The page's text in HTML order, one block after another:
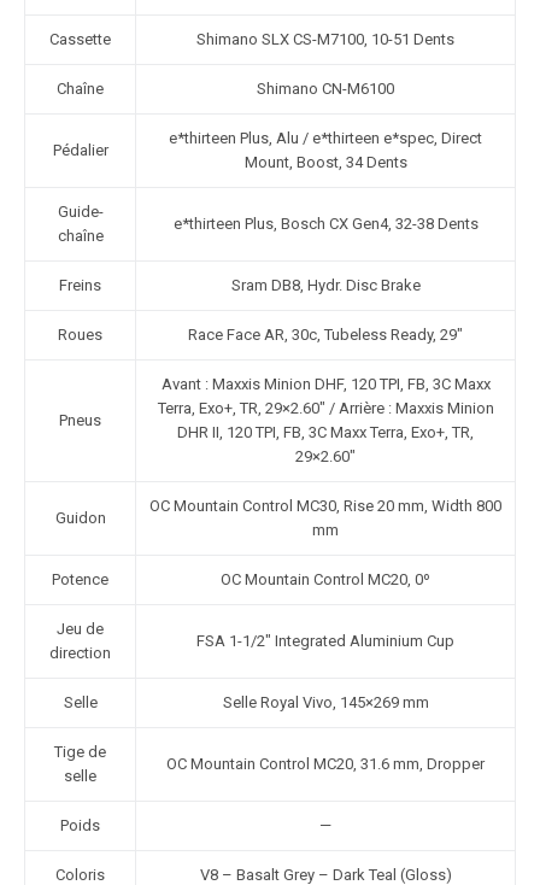
Cassette Shimano SLX CS-M7100, 10-51 Dents
Chaîne Shimano CN-M6100
Pédalier
e*thirteen Plus, Alu / e*thirteen e*spec, Direct
Mount, Boost, 34 Dents
Guide-
chaîne
e*thirteen Plus, Bosch CX Gen4, 32-38 Dents
Freins Sram DB8, Hydr. Disc Brake
Roues Race Face AR, 30c, Tubeless Ready, 29″
Pneus
Avant : Maxxis Minion DHF, 120 TPI, FB, 3C Maxx
Terra, Exo+, TR, 29×2.60″ / Arrière : Maxxis Minion
DHR II, 120 TPI, FB, 3C Maxx Terra, Exo+, TR,
29×2.60″
Guidon
OC Mountain Control MC30, Rise 20 mm, Width 800
mm
Potence OC Mountain Control MC20, 0º
Jeu de
direction
FSA 1-1/2″ Integrated Aluminium Cup
Selle Selle Royal Vivo, 145×269 mm
Tige de
selle
OC Mountain Control MC20, 31.6 mm, Dropper
Poids —
Coloris V8 – Basalt Grey – Dark Teal (Gloss)